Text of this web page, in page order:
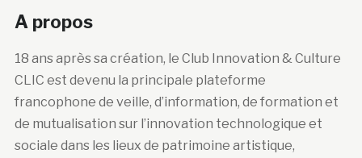
A propos
18 ans après sa création, le Club Innovation & Culture
CLIC est devenu la principale plateforme
francophone de veille, d’information, de formation et
de mutualisation sur l’innovation technologique et
sociale dans les lieux de patrimoine artistique,